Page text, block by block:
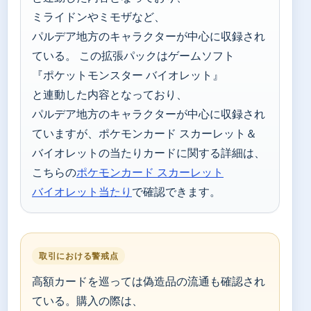
ミライドンやミモザなど、
パルデア地方のキャラクターが中心に収録され
ている。 この拡張パックはゲームソフト
『ポケットモンスター バイオレット』
と連動した内容となっており、
パルデア地方のキャラクターが中心に収録され
ていますが、ポケモンカード スカーレット＆
バイオレットの当たりカードに関する詳細は、
こちらのポケモンカード スカーレット
バイオレット当たり で確認できます。
取引における警戒点
高額カードを巡っては偽造品の流通も確認され
ている。購入の際は、